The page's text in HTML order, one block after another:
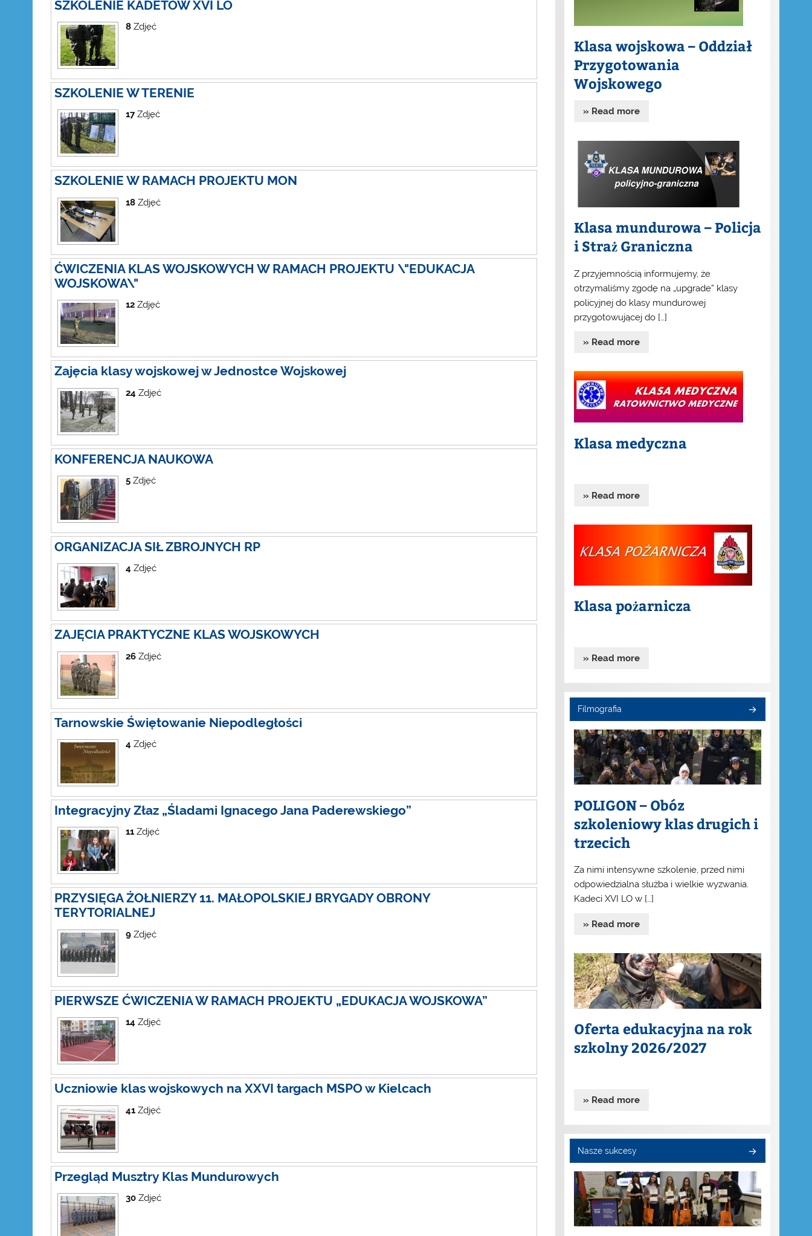
SZKOLENIE KADETÓW XVI LO
8 Zdjęć
SZKOLENIE W TERENIE
17Zdjęć
SZKOLENIE W RAMACH PROJEKTU MON
18 Zdjęć
ĆWICZENIA KLAS WOJSKOWYCH W RAMACH PROJEKTU \"EDUKACJA
WOJSKOWA\"
12 Zdjęć
Zajęcia klasy wojskowej w Jednostce Wojskowej
24 Zdjęć
KONFERENCJA NAUKOWA
5 Zdjęć
ORGANIZACJA SIŁ ZBROJNYCH RP
4 Zdjęć
ZAJĘCIA PRAKTYCZNE KLAS WOJSKOWYCH
26 Zdjęć
Tarnowskie Świętowanie Niepodległości
4 Zdjęć
Integracyjny Złaz „Śladami Ignacego Jana Paderewskiego”
11 Zdjęć
PRZYSIĘGA ŻOŁNIERZY 11. MAŁOPOLSKIEJ BRYGADY OBRONY
TERYTORIALNEJ
9 Zdjęć
PIERWSZE ĆWICZENIA W RAMACH PROJEKTU „EDUKACJA WOJSKOWA”
14 Zdjęć
Uczniowie klas wojskowych na XXVI targach MSPO w Kielcach
41 Zdjęć
Przegląd Musztry Klas Mundurowych
30 Zdjęć
Klasa wojskowa – Oddział
Przygotowania
Wojskowego
» Read more
Klasa mundurowa – Policja
i Straż Graniczna
Z przyjemnością informujemy, że
otrzymaliśmy zgodę na „upgrade” klasy
policyjnej do klasy mundurowej
przygotowującej do […]
» Read more
Klasa medyczna
» Read more
Klasa pożarnicza
» Read more
Filmografia
POLIGON – Obóz
szkoleniowy klas drugich i
trzecich
Za nimi intensywne szkolenie, przed nimi
odpowiedzialna służba i wielkie wyzwania.
Kadeci XVI LO w […]
» Read more
Oferta edukacyjna na rok
szkolny 2026/2027
» Read more
Nasze sukcesy